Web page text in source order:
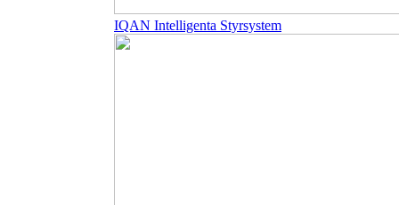
IQAN Intelligenta Styrsystem